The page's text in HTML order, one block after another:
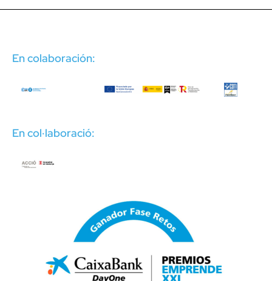
En colaboración:
En col·laboració: